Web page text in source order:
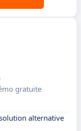
gratuite
alternative